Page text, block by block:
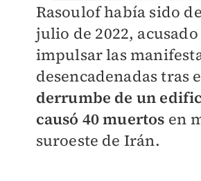
Rasoulof había sido
julio de 2022, acusado
impulsar las
desencadenadas tras
derrumbe de un
causó 40 muertos en
suroeste de Irán.